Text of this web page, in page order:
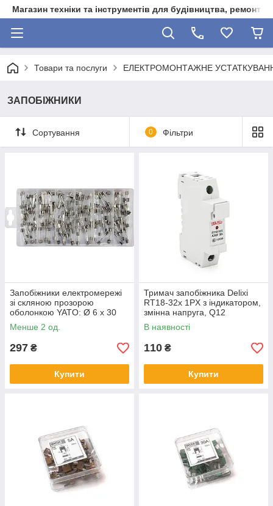
Магазин техніки та інструментів для будівництва, ремонту,
Товари та послуги ЕЛЕКТРОМОНТАЖНЕ
ЗАПОБІЖНИКИ
Сортування 0 Фільтри
Запобіжники електромережі
зі скляною прозорою
оболонкою YATO: Ø 6 x 30
мм, 5-30 А, 120 шт [5/20]
Менше 2 од.
297 ₴
Купити
Тримач запобіжника Delixi
RT18-32x 1PX з індикатором,
змінна напруга, Q12
В наявності
110 ₴
Купити